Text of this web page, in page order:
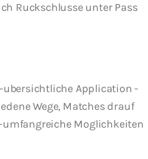
Ruckschlusse unter Pass
ubersichtliche Application -
Wege, Matches drauf
Moglichkeiten